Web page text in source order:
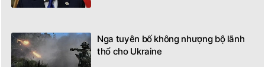
Nga tuyên bố không nhượng bộ lãnh
thổ cho Ukraine